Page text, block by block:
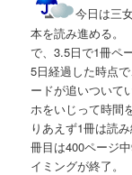
今日は三
本を読み進める。
で、3.5日で1冊ペ
5日経過した時点
ードが追いついて
ホをいじって時間
りあえず1冊は読
冊目は400ページ
イミングが終了。